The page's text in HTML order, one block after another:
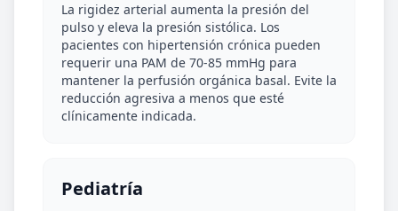
La rigidez arterial aumenta la presión del
pulso y eleva la presión sistólica. Los
pacientes con hipertensión crónica pueden
requerir una PAM de 70-85 mmHg para
mantener la perfusión orgánica basal. Evite la
reducción agresiva a menos que esté
clínicamente indicada.
Pediatría